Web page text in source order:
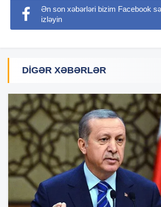
Ən son xəbərləri bizim Facebook
izləyin
DIGƏR XƏBƏRLƏR